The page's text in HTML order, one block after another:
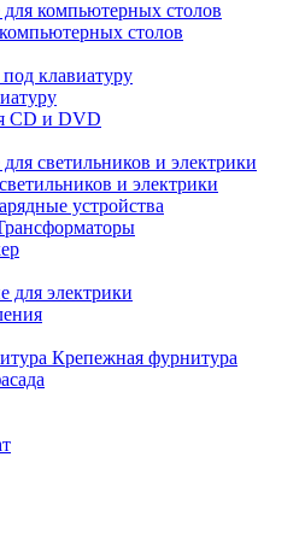
столов
клавиатуру
CD и DVD
и электрики
устройства
для электрики
Крепежная фурнитура